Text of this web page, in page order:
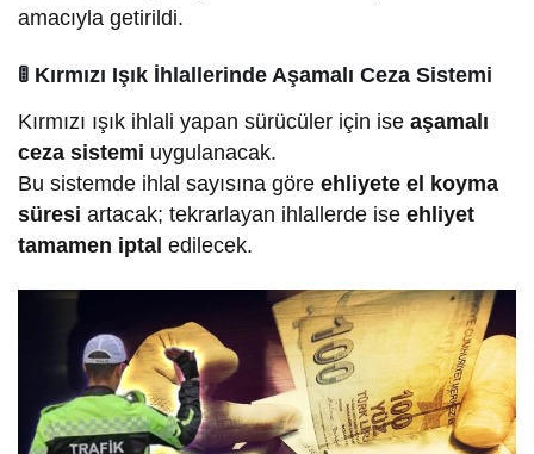
amacıyla getirildi.
🚦 Kırmızı Işık İhlallerinde Aşamalı Ceza Sistemi
Kırmızı ışık ihlali yapan sürücüler için iseaşamalı
ceza sistemi uygulanacak.
Bu sistemde ihlal sayısına göreehliyete el koyma
süresi artacak; tekrarlayan ihlallerde iseehliyet
tamamen iptal edilecek.